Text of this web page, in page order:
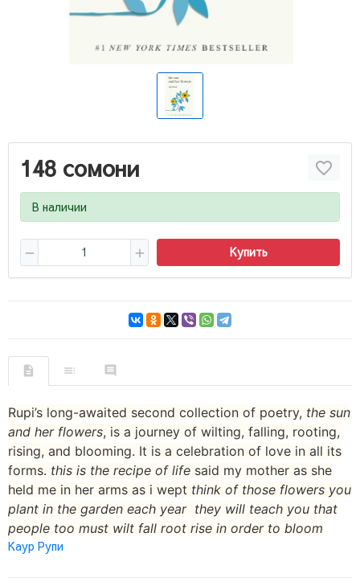
148 сомони
В наличии
Купить
Rupi’s long-awaited second collection of poetry, the sun
and her flowers, is a journey of wilting, falling, rooting,
rising, and blooming. It is a celebration of love in all its
forms. this is the recipe of life said my mother as she
held me in her arms as i wept think of those flowers you
plant in the garden each year they will teach you that
people too must wilt fall root rise in order to bloom
Каур Рупи